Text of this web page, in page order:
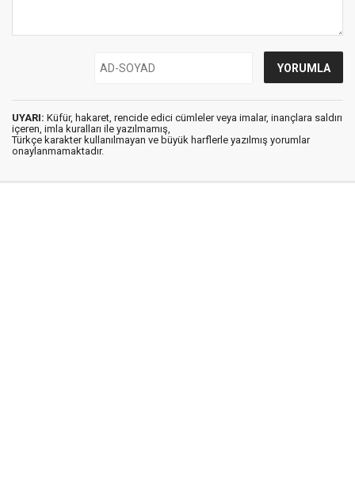
UYARI: Küfür, hakaret, rencide edici cümleler veya imalar, inançlara saldırı
içeren, imla kuralları ile yazılmamış,
Türkçe karakter kullanılmayan ve büyük harflerle yazılmış yorumlar
onaylanmamaktadır.